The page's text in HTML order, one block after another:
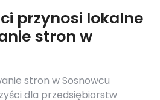
przynosi lokalne
stron w
stron w Sosnowcu
dla przedsiębiorstw